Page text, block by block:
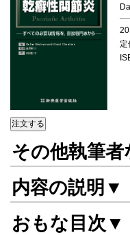
定
その他執筆
内容の説明▼
おもな目次▼